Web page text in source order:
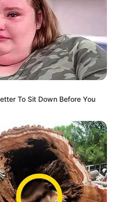
To Sit Down Before You